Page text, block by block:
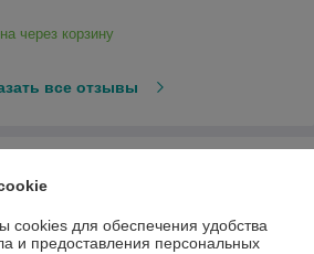
через корзину
все отзывы
для обеспечения удобства
и предоставления персональных